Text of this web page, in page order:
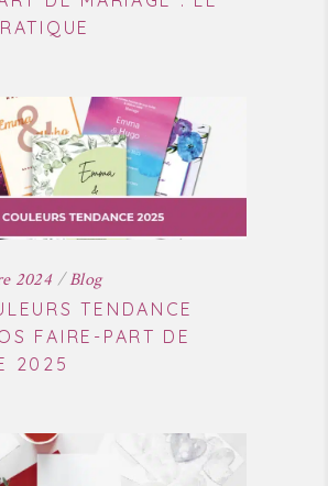
2024 Blog
TENDANCE
FAIRE-PART DE
2025